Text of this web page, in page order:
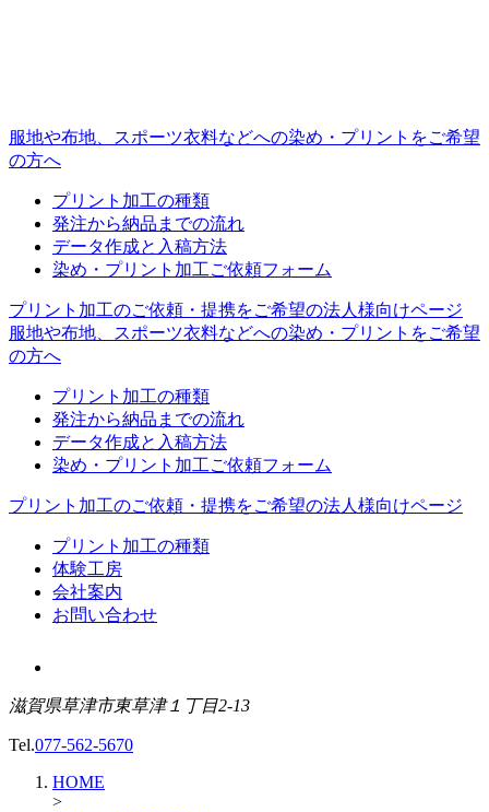
服地や布地、スポーツ衣料などへの染め・プリントをご希望
の方へ
プリント加工の種類
発注から納品までの流れ
データ作成と入稿方法
染め・プリント加工ご依頼フォーム
プリント加工のご依頼・提携をご希望の法人様向けページ
服地や布地、スポーツ衣料などへの染め・プリントをご希望
の方へ
プリント加工の種類
発注から納品までの流れ
データ作成と入稿方法
染め・プリント加工ご依頼フォーム
プリント加工のご依頼・提携をご希望の法人様向けページ
プリント加工の種類
体験工房
会社案内
お問い合わせ
滋賀県草津市東草津１丁目2-13
Tel.077-562-5670
HOME
>